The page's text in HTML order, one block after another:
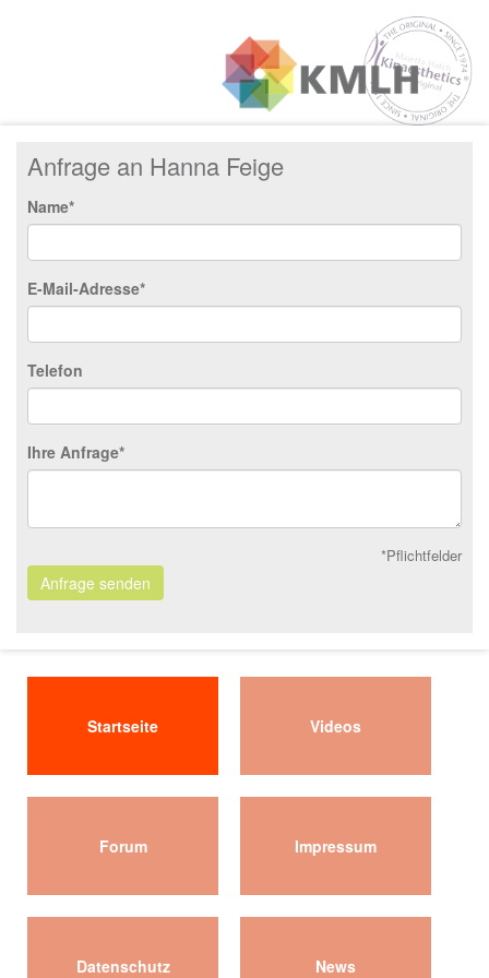
Anfrage an Hanna Feige
Name*
E-Mail-Adresse*
Telefon
Ihre Anfrage*
*Pflichtfelder
Anfrage senden
Startseite Videos
Forum Impressum
Datenschutz News